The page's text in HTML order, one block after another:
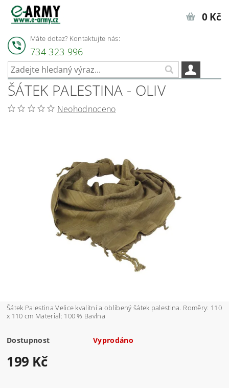
Máte dotaz? Kontaktujte nás:
734 323 996
0 Kč
ŠÁTEK PALESTINA - OLIV
Neohodnoceno
Šátek Palestina Velice kvalitní a oblíbený šátek palestina. Roměry: 110
x 110 cm Material: 100 % Bavlna
Dostupnost Vyprodáno
199 Kč